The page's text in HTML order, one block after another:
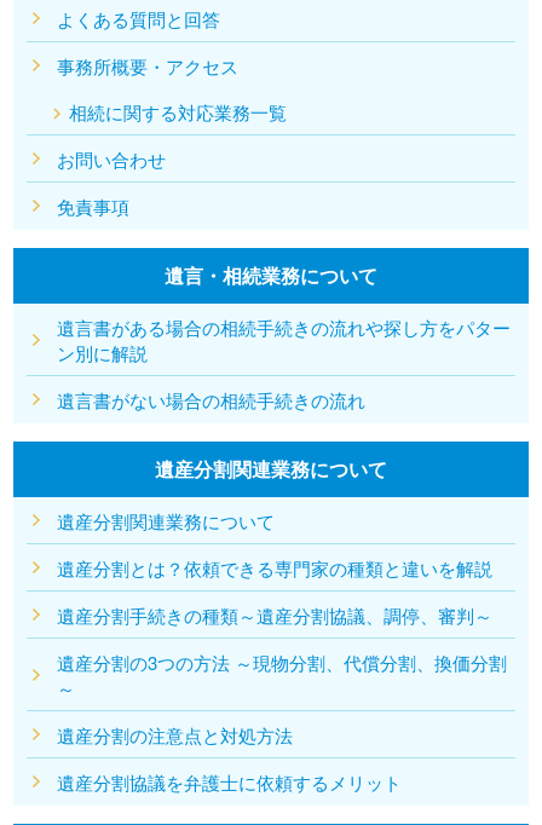
よくある質問と回答
事務所概要・アクセス
相続に関する対応業務一覧
お問い合わせ
免責事項
遺言・相続業務について
遺言書がある場合の相続手続きの流れや探し方をパター
ン別に解説
遺言書がない場合の相続手続きの流れ
遺産分割関連業務について
遺産分割関連業務について
遺産分割とは？依頼できる専門家の種類と違いを解説
遺産分割手続きの種類～遺産分割協議、調停、審判～
遺産分割の3つの方法 ～現物分割、代償分割、換価分割
～
遺産分割の注意点と対処方法
遺産分割協議を弁護士に依頼するメリット